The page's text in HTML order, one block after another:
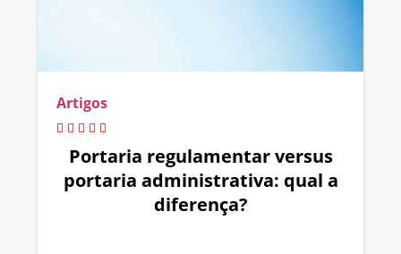
Artigos
Portaria regulamentar versus
portaria administrativa: qual a
diferença?